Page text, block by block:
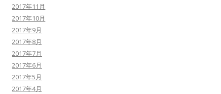
2017年11月
2017年10月
2017年9月
2017年8月
2017年7月
2017年6月
2017年5月
2017年4月